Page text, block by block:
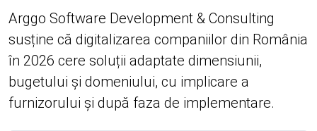
Arggo Software Development & Consulting
susține că digitalizarea companiilor din România
în 2026 cere soluții adaptate dimensiunii,
bugetului și domeniului, cu implicare a
furnizorului și după faza de implementare.